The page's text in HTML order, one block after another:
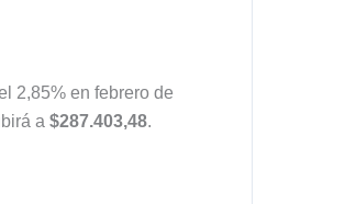
2,85% en febrero de
a $287.403,48.